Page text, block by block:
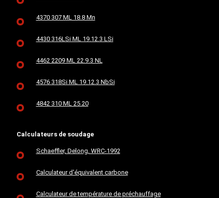
4370 307 ML 18.8 Mn
4430 316LSi ML 19.12.3 LSi
4462 2209 ML 22.9.3 NL
4576 318Si ML 19.12.3 NbSi
4842 310 ML 25.20
Calculateurs de soudage
Schaeffler, Delong, WRC-1992
Calculateur d'équivalent carbone
Calculateur de température de préchauffage